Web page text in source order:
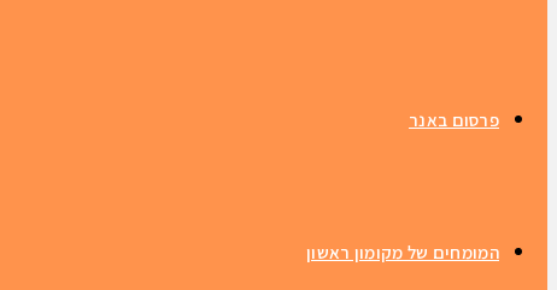
פרסום באנר
המומחים של מקומון ראשון